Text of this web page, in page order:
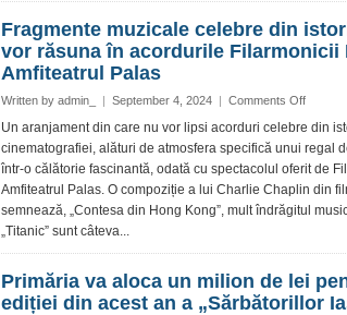
de
Fragmente muzicale celebre din
vor răsuna în acordurile Filarmonicii
Amfiteatrul Palas
Written by admin_ | September 4, 2024 | Comments Offon
celebre
din
istoria
Un aranjament din care nu vor lipsi acorduri celebre din
cinematografiei, alături de atmosfera specifică unui regal
într-o călătorie fascinantă, odată cu spectacolul oferit de
Amfiteatrul Palas. O compoziție a lui Charlie Chaplin din
semnează, „Contesa din Hong Kong”, mult îndrăgitul
„Titanic” sunt câteva...
Primăria va aloca un milion de lei
ediției din acest an a „Sărbătorillor